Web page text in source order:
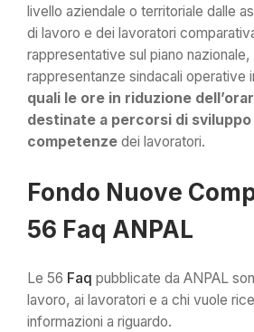
livello aziendale o territoriale dalle
di lavoro e dei lavoratori
rappresentative sul piano
rappresentanze sindacali operative
quali le ore in riduzione
destinate a percorsi di
competenze dei lavoratori.
Fondo Nuove
56 Faq ANPAL
Le 56 Faq pubblicate da ANPAL
lavoro, ai lavoratori e a chi vuole
informazioni a riguardo.